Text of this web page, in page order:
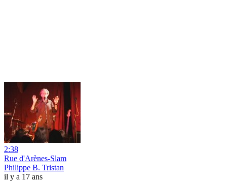
2:38
Rue d'Arènes-Slam
Philippe B. Tristan
il y a 17 ans